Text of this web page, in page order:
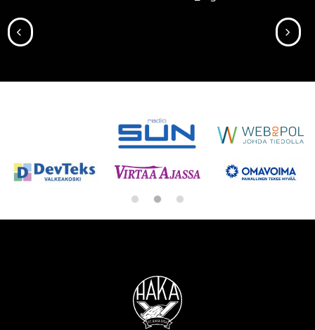
SIIRRY EDELLISEEN